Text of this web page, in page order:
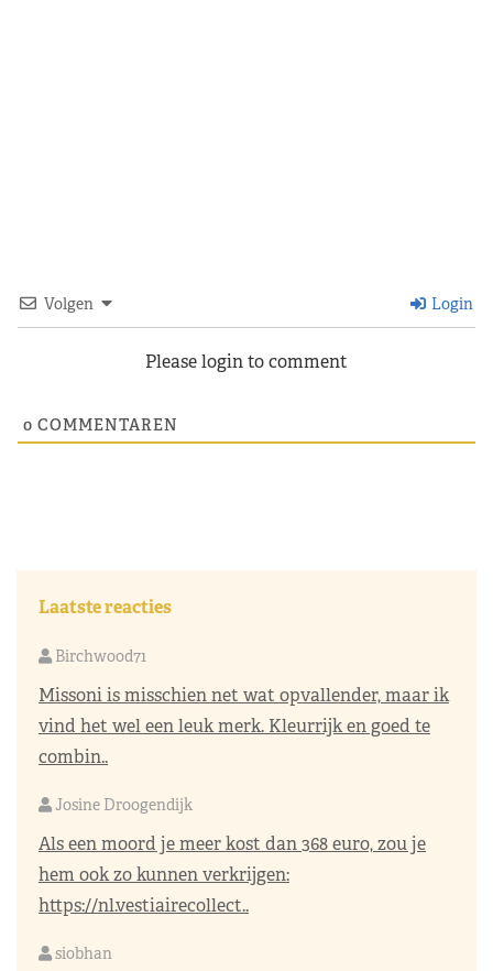
Volgen Login
Please login to comment
0 COMMENTAREN
Laatste reacties
Birchwood71
Missoni is misschien net wat opvallender, maar ik
vind het wel een leuk merk. Kleurrijk en goed te
combin..
Josine Droogendijk
Als een moord je meer kost dan 368 euro, zou je
hem ook zo kunnen verkrijgen:
https://nl.vestiairecollect..
siobhan